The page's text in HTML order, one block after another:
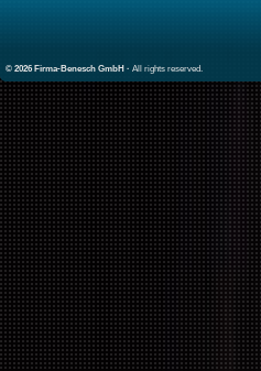
© 2026 Firma-Benesch GmbH · All rights reserved.